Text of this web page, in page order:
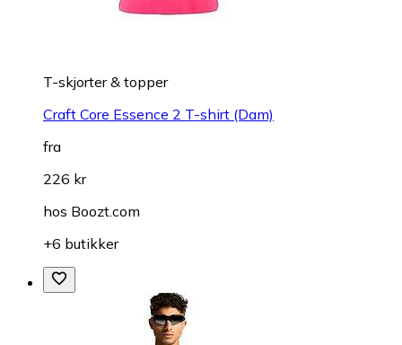
T-skjorter & topper
Craft Core Essence 2 T-shirt (Dam)
fra
226 kr
hos Boozt.com
+6 butikker